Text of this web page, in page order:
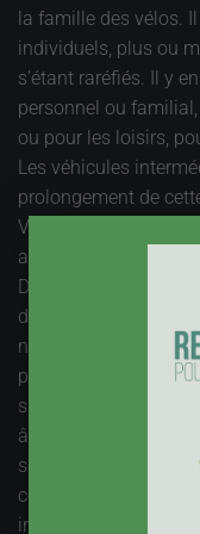
la famille des vélos.
individuels, plus ou
s’étant raréfiés. Il y
personnel ou
ou pour les loisirs,
Les véhicules
prolongement de
Vous y trouvez la
aussi des micro-
De l’autre côté de la
de l’embonpoint,
notamment par
permet cette
supplémentaire, bien
âge. La multiplication
solution pour les
complément de la
initiatives locales à